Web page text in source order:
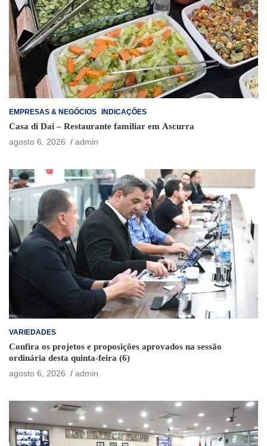
EMPRESAS & NEGÓCIOS INDICAÇÕES
Casa di Dai – Restaurante familiar em Ascurra
agosto 6, 2026
admin
VARIEDADES
Confira os projetos e proposições aprovados na sessão
ordinária desta quinta-feira (6)
agosto 6, 2026
admin